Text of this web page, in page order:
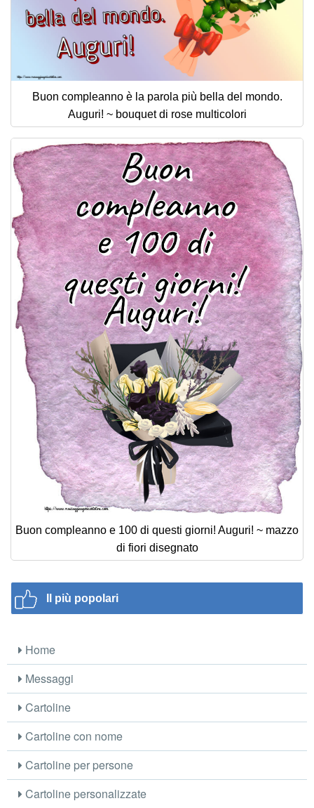
Buon compleanno è la parola più bella del mondo.
Auguri! ~ bouquet di rose multicolori
Buon compleanno e 100 di questi giorni! Auguri! ~ mazzo
di fiori disegnato
Il più popolari
Home
Messaggi
Cartoline
Cartoline con nome
Cartoline per persone
Cartoline personalizzate